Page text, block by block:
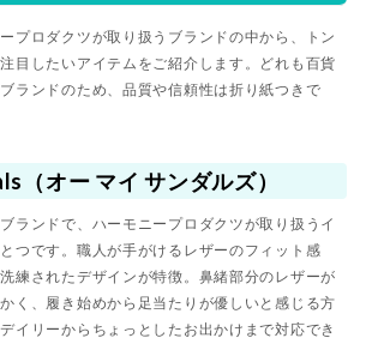
プロダクツが取り扱うブランドの中から、トン
目したいアイテムをご紹介します。どれも百貨
ランドのため、品質や信頼性は折り紙つきで
（オー マイ サンダルズ）
ランドで、ハーモニープロダクツが取り扱うイ
つです。職人が手がけるレザーのフィット感
練されたデザインが特徴。鼻緒部分のレザーが
く、履き始めから足当たりが優しいと感じる方
イリーからちょっとしたお出かけまで対応でき